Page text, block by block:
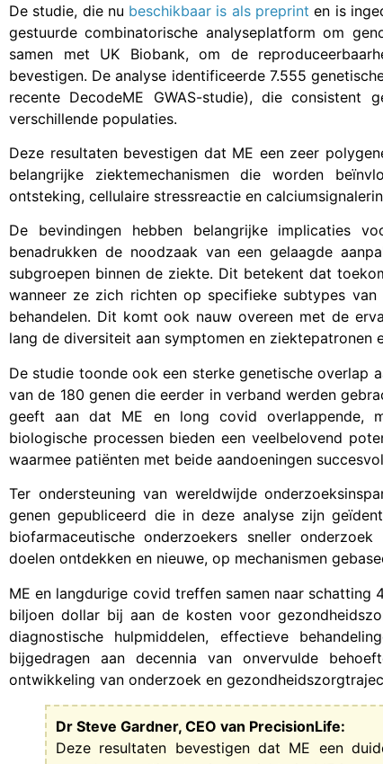
De studie, die nu beschikbaar is als preprint en is
gestuurde combinatorische analyseplatform om
samen met UK Biobank, om de
bevestigen. De analyse identificeerde 7.555
recente DecodeME GWAS-studie), die
verschillende populaties.
Deze resultaten bevestigen dat ME een zeer
belangrijke ziektemechanismen die worden
ontsteking, cellulaire stressreactie en
De bevindingen hebben belangrijke implicaties
benadrukken de noodzaak van een gelaagde
subgroepen binnen de ziekte. Dit betekent dat
wanneer ze zich richten op specifieke subtypes
behandelen. Dit komt ook nauw overeen met de
lang de diversiteit aan symptomen en ziektepatronen
De studie toonde ook een sterke genetische overlap
van de 180 genen die eerder in verband werden
geeft aan dat ME en long covid overlappende,
biologische processen bieden een veelbelovend
waarmee patiënten met beide aandoeningen
Ter ondersteuning van wereldwijde
genen gepubliceerd die in deze analyse zijn
biofarmaceutische onderzoekers sneller
doelen ontdekken en nieuwe, op mechanismen
ME en langdurige covid treffen samen naar schatting
biljoen dollar bij aan de kosten voor
diagnostische hulpmiddelen, effectieve
bijgedragen aan decennia van onvervulde
ontwikkeling van onderzoek en
Dr Steve Gardner, CEO van PrecisionLife:
Deze resultaten bevestigen dat ME een